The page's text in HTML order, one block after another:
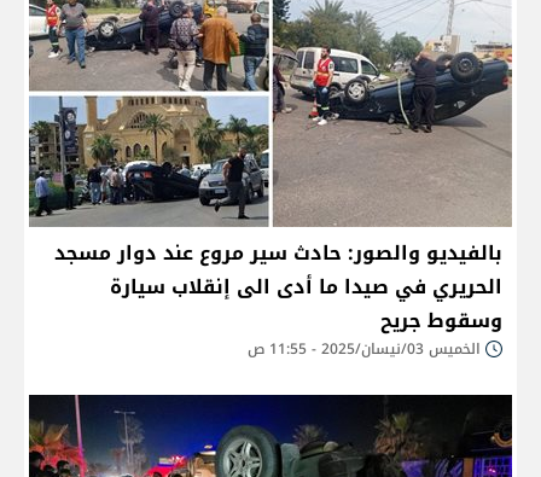
بالفيديو والصور: حادث سير مروع عند دوار مسجد
الحريري في صيدا ما أدى الى إنقلاب سيارة
وسقوط جريح
الخميس 03/نيسان/2025 - 11:55 ص